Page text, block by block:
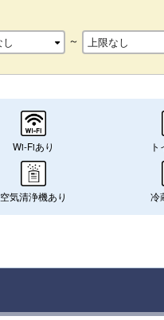
～
Wi-Fiあり
空気清浄機あり 冷